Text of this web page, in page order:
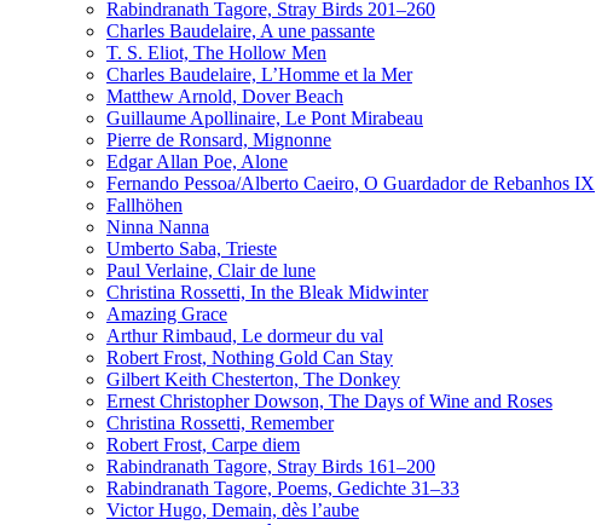
Rabindranath Tagore, Stray Birds 201–260
Charles Baudelaire, A une passante
T. S. Eliot, The Hollow Men
Charles Baudelaire, L’Homme et la Mer
Matthew Arnold, Dover Beach
Guillaume Apollinaire, Le Pont Mirabeau
Pierre de Ronsard, Mignonne
Edgar Allan Poe, Alone
Fernando Pessoa/Alberto Caeiro, O Guardador de Rebanhos IX
Fallhöhen
Ninna Nanna
Umberto Saba, Trieste
Paul Verlaine, Clair de lune
Christina Rossetti, In the Bleak Midwinter
Amazing Grace
Arthur Rimbaud, Le dormeur du val
Robert Frost, Nothing Gold Can Stay
Gilbert Keith Chesterton, The Donkey
Ernest Christopher Dowson, The Days of Wine and Roses
Christina Rossetti, Remember
Robert Frost, Carpe diem
Rabindranath Tagore, Stray Birds 161–200
Rabindranath Tagore, Poems, Gedichte 31–33
Victor Hugo, Demain, dès l’aube